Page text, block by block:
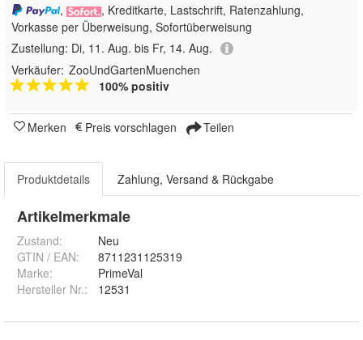
,
, Kreditkarte, Lastschrift, Ratenzahlung,
Vorkasse per Überweisung, Sofortüberweisung
Zustellung: Di, 11. Aug. bis Fr, 14. Aug.
Verkäufer: ZooUndGartenMuenchen
100% positiv
Merken Preis vorschlagen Teilen
Produktdetails Zahlung, Versand & Rückgabe
Artikelmerkmale
Zustand:
Neu
GTIN / EAN:
8711231125319
Marke:
PrimeVal
Hersteller Nr.:
12531